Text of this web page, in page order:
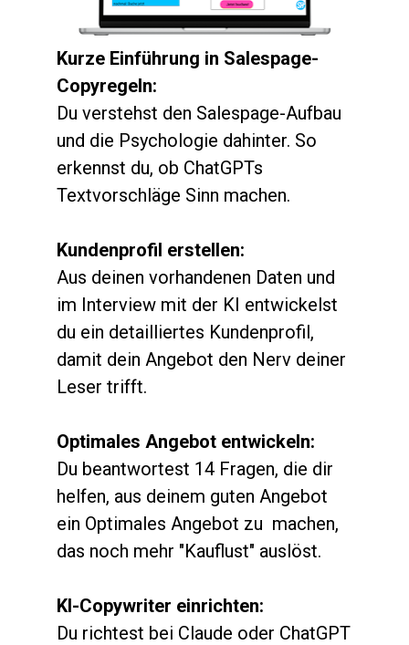
Kurze Einführung in Salespage-
Copyregeln:
Du verstehst den Salespage-Aufbau
und die Psychologie dahinter. So
erkennst du, ob ChatGPTs
Textvorschläge Sinn machen.
Kundenprofil erstellen:
Aus deinen vorhandenen Daten und
im Interview mit der KI entwickelst
du ein detailliertes Kundenprofil,
damit dein Angebot den Nerv deiner
Leser trifft.
Optimales Angebot entwickeln:
Du beantwortest 14 Fragen, die dir
helfen, aus deinem guten Angebot
ein Optimales Angebot zu  machen,
das noch mehr "Kauflust" auslöst.
KI-Copywriter einrichten:
Du richtest bei Claude oder ChatGPT